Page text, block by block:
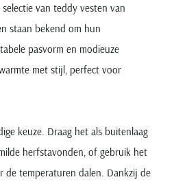
van teddy vesten van
staan bekend om hun
pasvorm en modieuze
met stijl, perfect voor
keuze. Draag het als buitenlaag
herfstavonden, of gebruik het
de temperaturen dalen. Dankzij de